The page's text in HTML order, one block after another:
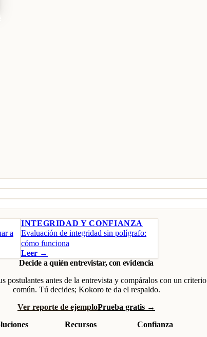
a
INTEGRIDAD Y CONFIANZA
Evaluación de integridad sin polígrafo:
cómo funciona
Leer →
Decide a quién entrevistar, con evidencia
postulantes antes de la entrevista y compáralos con un criterio
común. Tú decides; Kokoro te da el respaldo.
Ver reporte de ejemploPrueba gratis →
Recursos Confianza